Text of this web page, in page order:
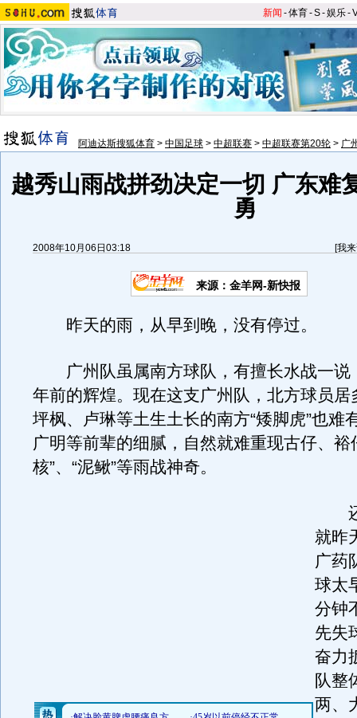
新闻 -体育-S-娱乐-
阿迪达斯搜狐体育 > 中国足球 > 中超联赛 > 中超联赛第20轮 > 广
越秀山雨战拼劲决定一切 广东难
勇
2008年10月06日03:18 [我
来源：金羊网-新快报
昨天的雨，从早到晚，没有停过。
广州队虽属南方球队，有擅长水战一说
年前的辉煌。现在这支广州队，北方球员居
坪枫、卢琳等土生土长的南方“矮脚虎”也难
广明等前辈的细腻，自然就难重现古仔、裕
核”、“泥鳅”等雨战神奇。
还
就昨
广药
球太
分钟
先失
奋力
队整
两、